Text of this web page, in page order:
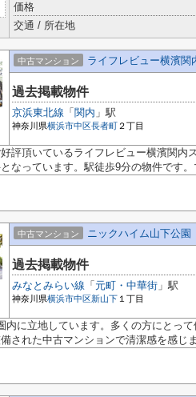
価格
交通 / 所在地
中古マンション ライフレビュー横濱関
過去掲載物件
京浜東北線 「 関内 」駅
神奈川県横浜市中区長者町 ２丁目
評頂いているライフレビュー横濱関
なっています。駅徒歩9分の物件です
中古マンション ニックハイム山下公園
過去掲載物件
みなとみらい線 「 元町・中華街 」駅
神奈川県横浜市中区 新山下 １丁目
内に立地しています。多くの方にとっ
された中古マンションで清潔感を感じ